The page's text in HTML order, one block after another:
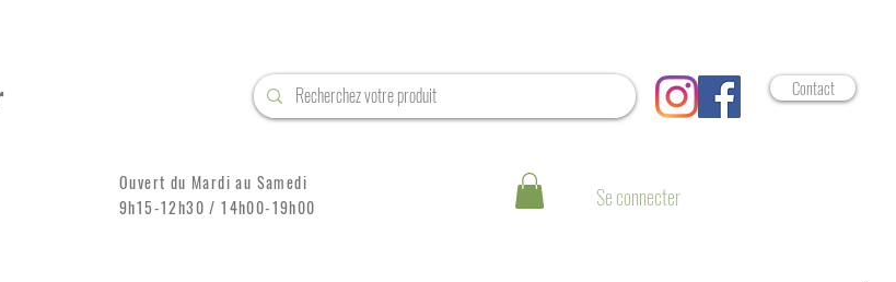
Contact
Ouvert du Mardi au Samedi
9h15-12h30 / 14h00-19h00
Se connecter